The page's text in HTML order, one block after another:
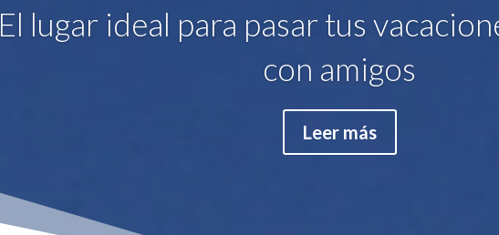
El lugar ideal para pasar tus
con amigos
Leer más